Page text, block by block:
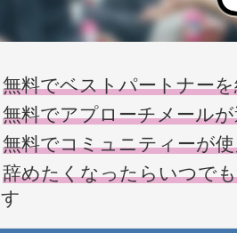
無料でベストパートナー
無料でアプローチメール
無料でコミュニティーが
辞めたくなったらいつで
す